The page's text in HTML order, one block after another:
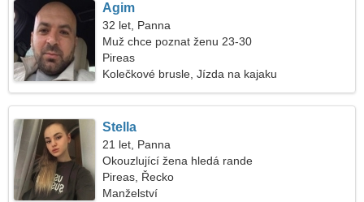
Agim
32 let, Panna
Muž chce poznat ženu 23-30
Pireas
Kolečkové brusle, Jízda na kajaku
Stella
21 let, Panna
Okouzlující žena hledá rande
Pireas, Řecko
Manželství